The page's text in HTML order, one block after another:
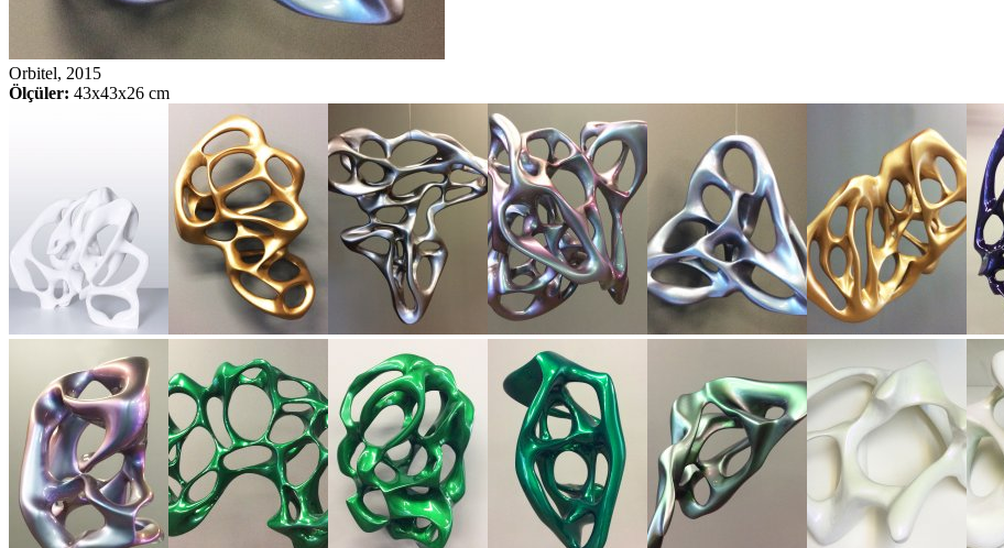
Orbitel, 2015
Ölçüler: 43x43x26 cm